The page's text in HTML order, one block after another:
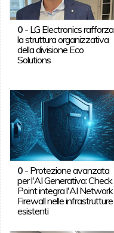
0- LG Electronics rafforza
la struttura organizzativa
della divisione Eco
Solutions
0- Protezione avanzata
per l'AI Generativa: Check
Point integra l'AI Network
Firewall nelle infrastrutture
esistenti